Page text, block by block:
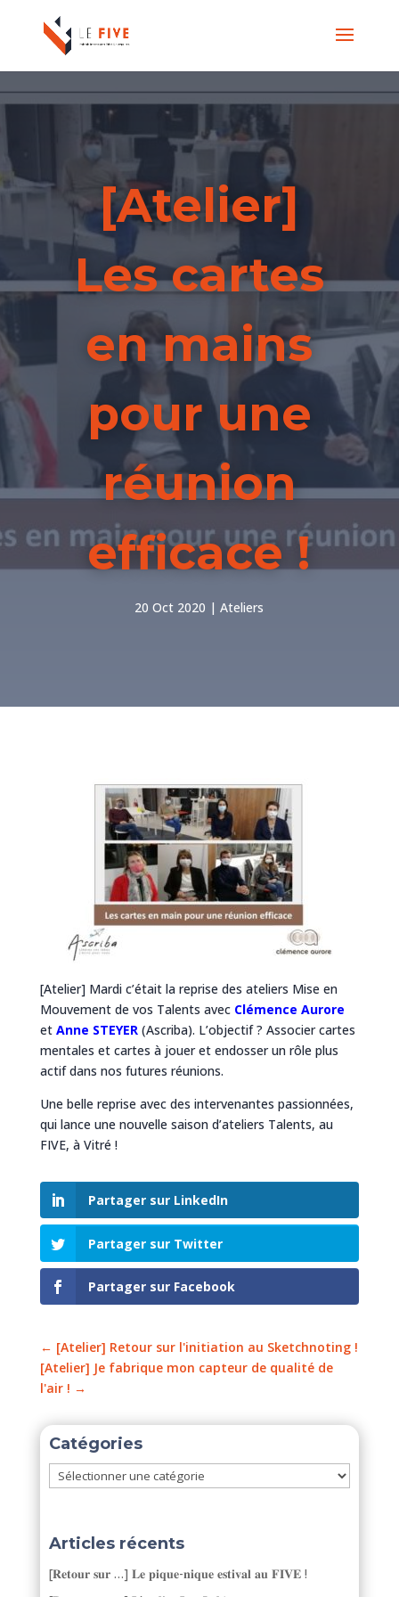
[Atelier]
Les cartes
en mains
pour une
réunion
efficace !
20 Oct 2020 Ateliers
[Atelier] Mardi c’était la reprise des ateliers Mise en
Mouvement de vos Talents avec Clémence Aurore
et Anne STEYER (Ascriba). L’objectif ? Associer cartes
mentales et cartes à jouer et endosser un rôle plus
actif dans nos futures réunions.
Une belle reprise avec des intervenantes passionnées,
qui lance une nouvelle saison d’ateliers Talents, au
FIVE, à Vitré !
Partager sur LinkedIn
Partager sur Twitter
Partager sur Facebook
← [Atelier] Retour sur l'initiation au Sketchnoting !
[Atelier] Je fabrique mon capteur de qualité de
l'air ! →
Catégories
Catégories
Articles récents
[𝐑𝐞𝐭𝐨𝐮𝐫 𝐬𝐮𝐫 …] 𝐋𝐞 𝐩𝐢𝐪𝐮𝐞-𝐧𝐢𝐪𝐮𝐞 𝐞𝐬𝐭𝐢𝐯𝐚𝐥 𝐚𝐮 𝐅𝐈𝐕𝐄 !